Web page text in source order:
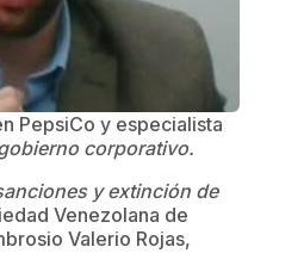
PepsiCo y especialista
corporativo.
y extinción de
Venezolana de
Valerio Rojas,